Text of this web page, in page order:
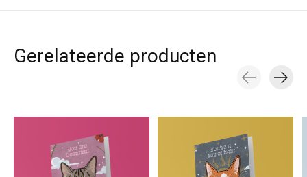
Gerelateerde producten